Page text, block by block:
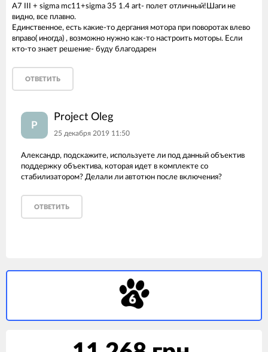
A7 III + sigma mc11+sigma 35 1.4 art- полет отличный!Шаги не
видно, все плавно.
Единственное, есть какие-то дергания мотора при поворотах влево
вправо( иногда) , возможно нужно как-то настроить моторы. Если
кто-то знает решение- буду благодарен
ОТВЕТИТЬ
P
Project Oleg
25 декабря 2019 11:50
Александр, подскажите, используете ли под данный объектив
поддержку объектива, которая идет в комплекте со
стабилизатором? Делали ли автотюн после включения?
ОТВЕТИТЬ